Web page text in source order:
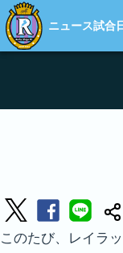
ニュース試合
このたび、レイラ